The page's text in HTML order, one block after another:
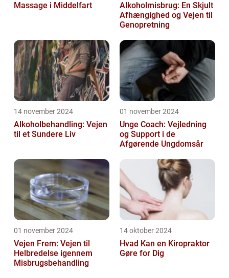
Massage i Middelfart
Alkoholmisbrug: En Skjult
Afhængighed og Vejen til
Genopretning
14 november 2024
Alkoholbehandling: Vejen
til et Sundere Liv
01 november 2024
Unge Coach: Vejledning
og Support i de
Afgørende Ungdomsår
01 november 2024
Vejen Frem: Vejen til
Helbredelse igennem
Misbrugsbehandling
14 oktober 2024
Hvad Kan en Kiropraktor
Gøre for Dig